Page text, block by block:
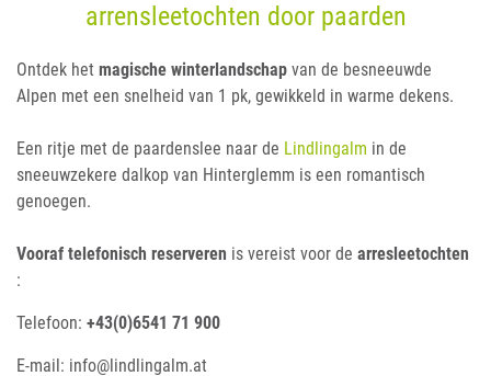
arrensleetochten door paarden
Ontdek het magische winterlandschap van de besneeuwde
Alpen met een snelheid van 1 pk, gewikkeld in warme dekens.
Een ritje met de paardenslee naar de Lindlingalm in de
sneeuwzekere dalkop van Hinterglemm is een romantisch
genoegen.
Vooraf telefonisch reserveren is vereist voor de arresleetochten
:
Telefoon: +43(0)6541 71 900
E-mail: info@lindlingalm.at